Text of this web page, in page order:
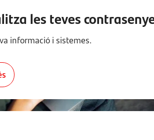
les teves
informació i sistemes.